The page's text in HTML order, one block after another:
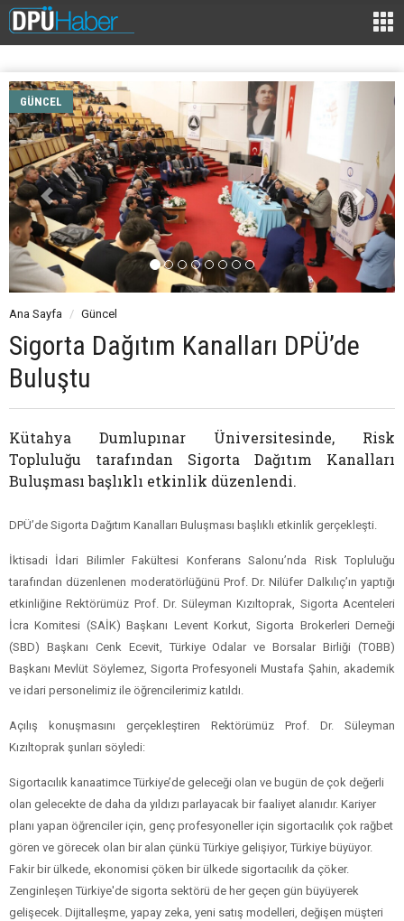
GÜNCEL
Ana Sayfa Güncel
Sigorta Dağıtım Kanalları DPÜ’de
Buluştu
Kütahya Dumlupınar Üniversitesinde, Risk
Topluluğu tarafından Sigorta Dağıtım Kanalları
Buluşması başlıklı etkinlik düzenlendi.
DPÜ’de Sigorta Dağıtım Kanalları Buluşması başlıklı etkinlik gerçekleşti.
İktisadi İdari Bilimler Fakültesi Konferans Salonu’nda Risk Topluluğu
tarafından düzenlenen moderatörlüğünü Prof. Dr. Nilüfer Dalkılıç’ın yaptığı
etkinliğine Rektörümüz Prof. Dr. Süleyman Kızıltoprak, Sigorta Acenteleri
İcra Komitesi (SAİK) Başkanı Levent Korkut, Sigorta Brokerleri Derneği
(SBD) Başkanı Cenk Ecevit, Türkiye Odalar ve Borsalar Birliği (TOBB)
Başkanı Mevlüt Söylemez, Sigorta Profesyoneli Mustafa Şahin, akademik
ve idari personelimiz ile öğrencilerimiz katıldı.
Açılış konuşmasını gerçekleştiren Rektörümüz Prof. Dr. Süleyman
Kızıltoprak şunları söyledi:
Sigortacılık kanaatimce Türkiye’de geleceği olan ve bugün de çok değerli
olan gelecekte de daha da yıldızı parlayacak bir faaliyet alanıdır. Kariyer
planı yapan öğrenciler için, genç profesyoneller için sigortacılık çok rağbet
gören ve görecek olan bir alan çünkü Türkiye gelişiyor, Türkiye büyüyor.
Fakir bir ülkede, ekonomisi çöken bir ülkede sigortacılık da çöker.
Zenginleşen Türkiye'de sigorta sektörü de her geçen gün büyüyerek
gelişecek. Dijitalleşme, yapay zeka, yeni satış modelleri, değişen müşteri